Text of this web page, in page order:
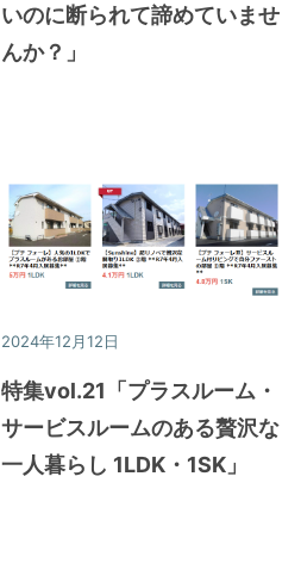
いのに断られて諦めていませ
んか？」
2024年12月12日
特集vol.21「プラスルーム・
サービスルームのある贅沢な
一人暮らし 1LDK・1SK」